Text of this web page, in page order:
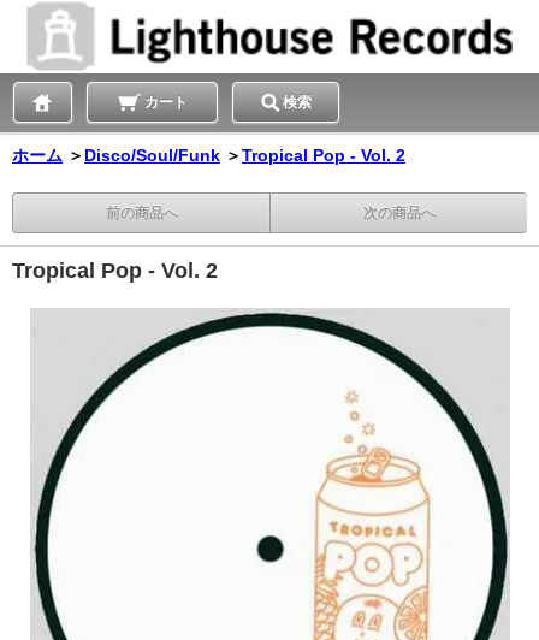
カート 検索
ホーム ＞ Disco/Soul/Funk ＞Tropical Pop - Vol. 2
前の商品へ 次の商品へ
Tropical Pop - Vol. 2